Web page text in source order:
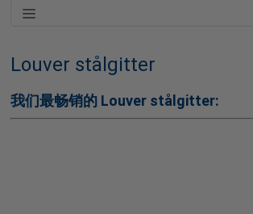
Louver stålgitter
我们最畅销的 Louver stålgitter: